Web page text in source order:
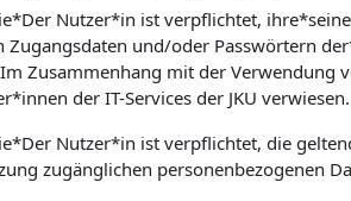
Nutzer*in ist verpflichtet,
Zugangsdaten und/oder Passwörtern
Zusammenhang mit der Verwendung
der IT-Services der JKU verwiesen.
Nutzer*in ist verpflichtet, die
zugänglichen personenbezogenen